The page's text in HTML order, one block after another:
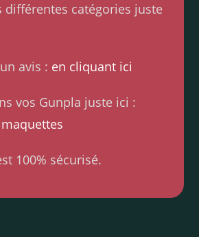
différentes catégories juste
avis : en cliquant ici
vos Gunpla juste ici :
100% sécurisé.